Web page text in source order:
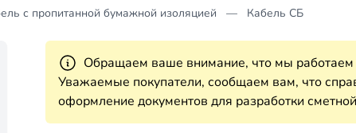
с пропитанной бумажной изоляцией Кабель СБ
Обращаем ваше внимание, что мы работаем
Уважаемые покупатели, сообщаем вам, что
оформление документов для разработки